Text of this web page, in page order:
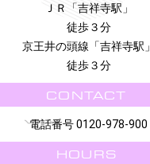
ＪＲ「吉祥寺駅」
徒歩３分
京王井の頭線「吉祥寺駅」
徒歩３分
CONTACT
電話番号 0120-978-900
HOURS